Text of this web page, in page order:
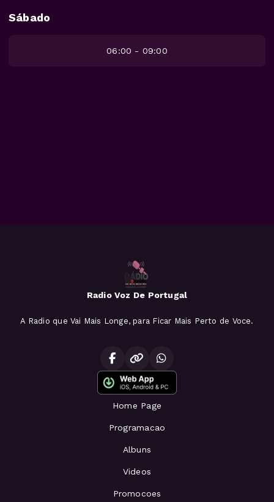
Sábado
06:00 - 09:00
Radio Voz De Portugal
A Radio que Vai Mais Longe, para Ficar Mais Perto de Voce.
Home Page
Programacao
Albuns
Videos
Promocoes